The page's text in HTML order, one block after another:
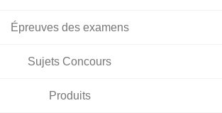
Épreuves des examens
Sujets Concours
Produits